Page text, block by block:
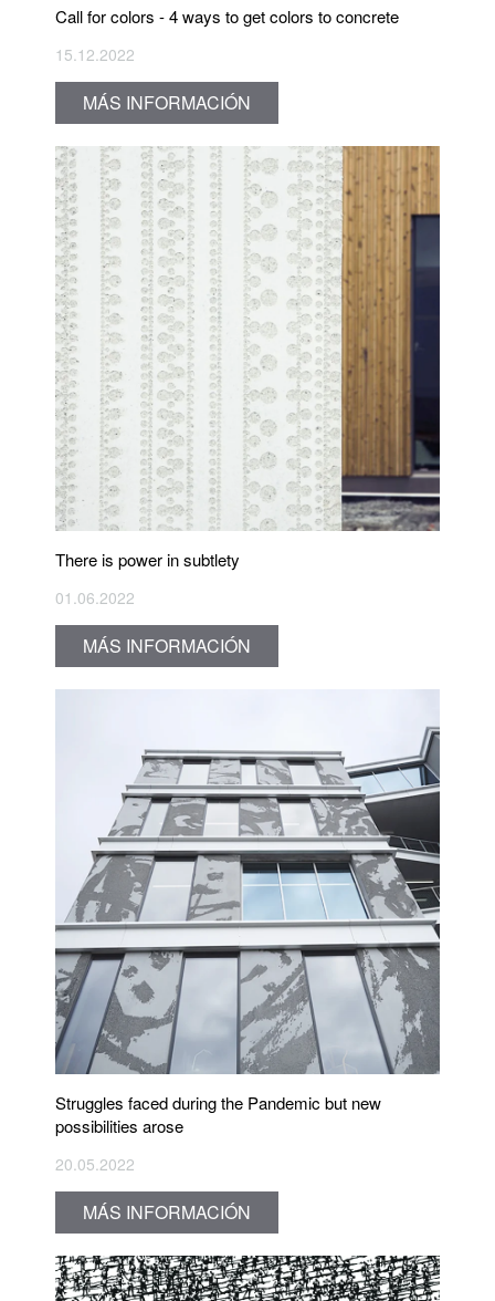
Call for colors - 4 ways to get colors to concrete
15.12.2022
MÁS INFORMACIÓN
There is power in subtlety
01.06.2022
MÁS INFORMACIÓN
Struggles faced during the Pandemic but new
possibilities arose
20.05.2022
MÁS INFORMACIÓN